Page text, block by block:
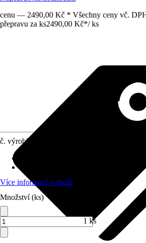
cenu — 2490,00 Kč * Všechny ceny vč.
přepravu za ks2490,00 Kč*/ ks
č. výrobku
Více informací o zboží
Množství (ks)
1 ks